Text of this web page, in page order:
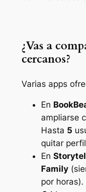
¿Vas a
cercanos?
Varias apps
En
ampliarse
Hasta 5
quitar
En Storytel
Family
por horas).